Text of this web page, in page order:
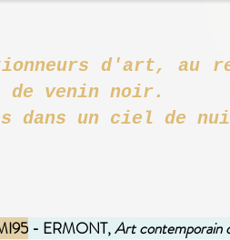
d'art, au
dans un ciel de
- ERMONT,Art contemporain